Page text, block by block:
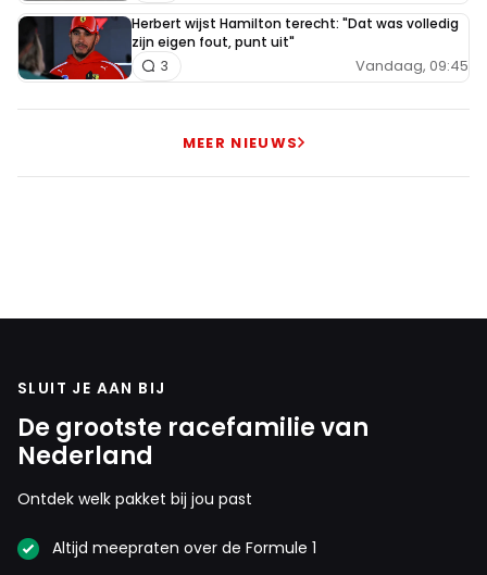
Herbert wijst Hamilton terecht: "Dat was volledig
zijn eigen fout, punt uit"
Vandaag, 09:45
3
MEER NIEUWS
SLUIT JE AAN BIJ
De grootste racefamilie van
Nederland
Ontdek welk pakket bij jou past
Altijd meepraten over de Formule 1